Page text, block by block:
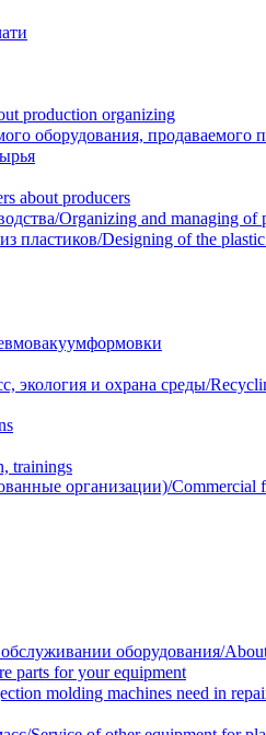
production organizing
оборудования, продаваемого
about producers
Organizing and managing of
пластиков/Designing of the
экология и охрана среды/
trainings
организации)/Commercial
оборудования/
parts for your equipment
molding machines need in